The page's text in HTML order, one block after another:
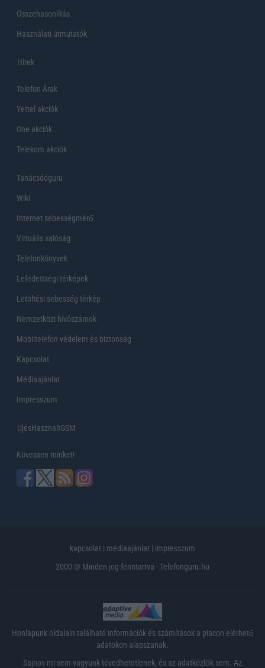
Összehasonlítás
Használati útmutatók
Hirek
Telefon Árak
Yettel akciók
One akciók
Telekom akciók
Tanácsdóguru
Wiki
Internet sebességmérő
Virtuális valóság
Telefonkönyvek
Lefedettségi térképek
Letöltési sebesség térkép
Nemzetközi hívószámok
Mobiltelefon védelem és biztonság
Kapcsolat
Médiaajánlat
Impresszum
UjesHasznaltGSM
Kövessen minket!
kapcsolat | médiaajánlat | impresszum
2000 © Minden jog fenntartva - Telefonguru.hu
Honlapunk oldalain található információk és számítások a piacon elérhető
adatokon alapszanak.
Sajnos mi sem vagyunk tévedhetetlenek, és az adatközlők sem. Az